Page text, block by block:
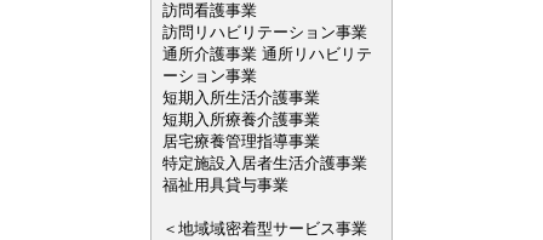
訪問看護事業
訪問リハビリテーション事業
通所介護事業 通所リハビリテ
ーション事業
短期入所生活介護事業
短期入所療養介護事業
居宅療養管理指導事業
特定施設入居者生活介護事業
福祉用具貸与事業
＜地域域密着型サービス事業